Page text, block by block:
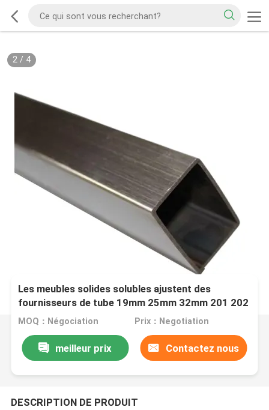
2/ 4
Les meubles solides solubles ajustent des
fournisseurs de tube 19mm 25mm 32mm 201 202
MOQ：Négociation Prix：Negotiation
meilleur prix Contactez nous
DESCRIPTION DE PRODUIT